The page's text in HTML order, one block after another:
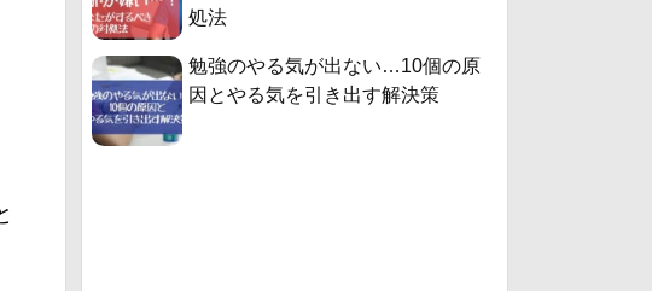
処法
勉強のやる気が出ない…10個の原
因とやる気を引き出す解決策